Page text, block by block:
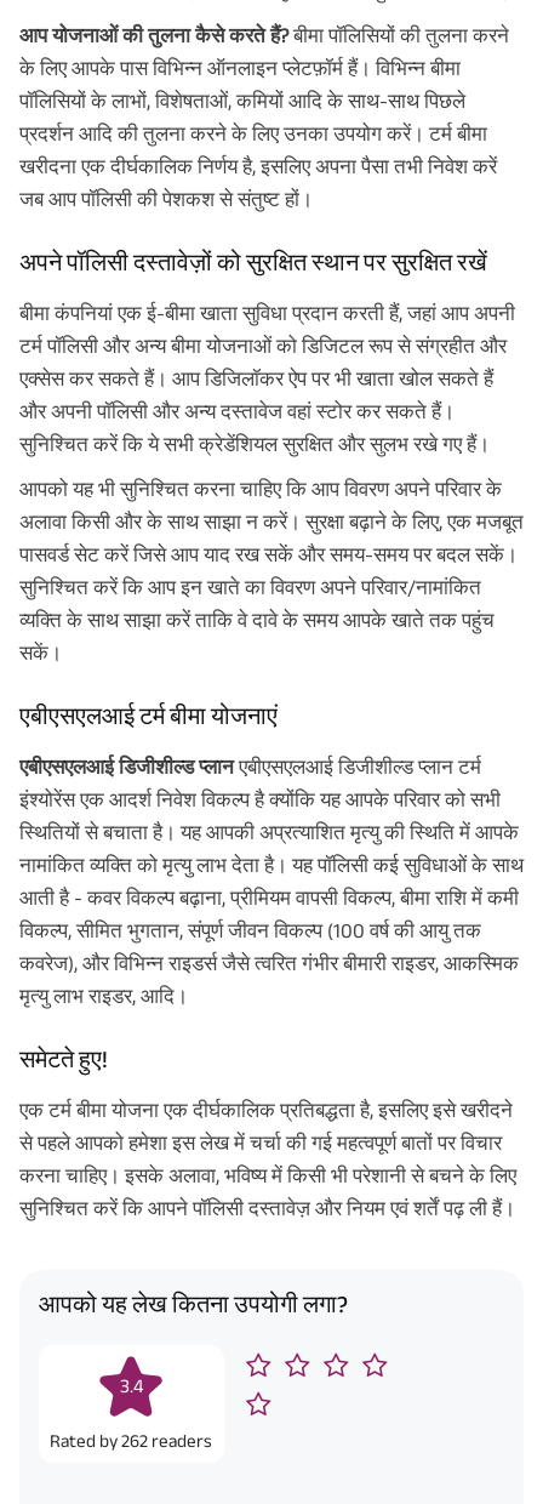
आप योजनाओं की तुलना कैसे करते हैं?बीमा पॉलिसियों की तुलना करने
के लिए आपके पास विभिन्न ऑनलाइन प्लेटफ़ॉर्म हैं। विभिन्न बीमा
पॉलिसियों के लाभों, विशेषताओं, कमियों आदि के साथ-साथ पिछले
प्रदर्शन आदि की तुलना करने के लिए उनका उपयोग करें। टर्म बीमा
खरीदना एक दीर्घकालिक निर्णय है, इसलिए अपना पैसा तभी निवेश करें
जब आप पॉलिसी की पेशकश से संतुष्ट हों।
अपने पॉलिसी दस्तावेज़ों को सुरक्षित स्थान पर सुरक्षित रखें
बीमा कंपनियां एक ई-बीमा खाता सुविधा प्रदान करती हैं, जहां आप अपनी
टर्म पॉलिसी और अन्य बीमा योजनाओं को डिजिटल रूप से संग्रहीत और
एक्सेस कर सकते हैं। आप डिजिलॉकर ऐप पर भी खाता खोल सकते हैं
और अपनी पॉलिसी और अन्य दस्तावेज वहां स्टोर कर सकते हैं।
सुनिश्चित करें कि ये सभी क्रेडेंशियल सुरक्षित और सुलभ रखे गए हैं।
आपको यह भी सुनिश्चित करना चाहिए कि आप विवरण अपने परिवार के
अलावा किसी और के साथ साझा न करें। सुरक्षा बढ़ाने के लिए, एक मजबूत
पासवर्ड सेट करें जिसे आप याद रख सकें और समय-समय पर बदल सकें।
सुनिश्चित करें कि आप इन खाते का विवरण अपने परिवार/नामांकित
व्यक्ति के साथ साझा करें ताकि वे दावे के समय आपके खाते तक पहुंच
सकें।
एबीएसएलआई टर्म बीमा योजनाएं
एबीएसएलआई डिजीशील्ड प्लानएबीएसएलआई डिजीशील्ड प्लान टर्म
इंश्योरेंस एक आदर्श निवेश विकल्प है क्योंकि यह आपके परिवार को सभी
स्थितियों से बचाता है। यह आपकी अप्रत्याशित मृत्यु की स्थिति में आपके
नामांकित व्यक्ति को मृत्यु लाभ देता है। यह पॉलिसी कई सुविधाओं के साथ
आती है - कवर विकल्प बढ़ाना, प्रीमियम वापसी विकल्प, बीमा राशि में कमी
विकल्प, सीमित भुगतान, संपूर्ण जीवन विकल्प (100 वर्ष की आयु तक
कवरेज), और विभिन्न राइडर्स जैसे त्वरित गंभीर बीमारी राइडर, आकस्मिक
मृत्यु लाभ राइडर, आदि।
समेटते हुए!
एक टर्म बीमा योजना एक दीर्घकालिक प्रतिबद्धता है, इसलिए इसे खरीदने
से पहले आपको हमेशा इस लेख में चर्चा की गई महत्वपूर्ण बातों पर विचार
करना चाहिए। इसके अलावा, भविष्य में किसी भी परेशानी से बचने के लिए
सुनिश्चित करें कि आपने पॉलिसी दस्तावेज़ और नियम एवं शर्तें पढ़ ली हैं।
आपको यह लेख कितना उपयोगी लगा?
3.4
Rated by262 readers